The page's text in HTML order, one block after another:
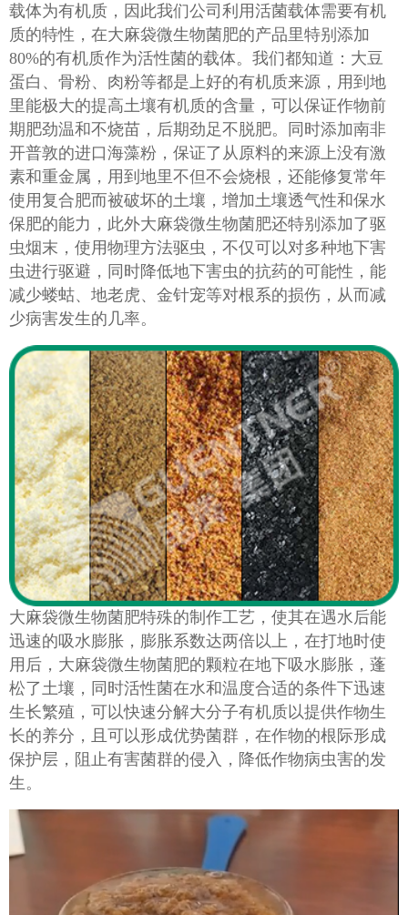
载体为有机质，因此我们公司利用活菌载体需要有机
质的特性，在大麻袋微生物菌肥的产品里特别添加
80%的有机质作为活性菌的载体。我们都知道：大豆
蛋白、骨粉、肉粉等都是上好的有机质来源，用到地
里能极大的提高土壤有机质的含量，可以保证作物前
期肥劲温和不烧苗，后期劲足不脱肥。同时添加南非
开普敦的进口海藻粉，保证了从原料的来源上没有激
素和重金属，用到地里不但不会烧根，还能修复常年
使用复合肥而被破坏的土壤，增加土壤透气性和保水
保肥的能力，此外大麻袋微生物菌肥还特别添加了驱
虫烟末，使用物理方法驱虫，不仅可以对多种地下害
虫进行驱避，同时降低地下害虫的抗药的可能性，能
减少蝼蛄、地老虎、金针宠等对根系的损伤，从而减
少病害发生的几率。
大麻袋微生物菌肥特殊的制作工艺，使其在遇水后能
迅速的吸水膨胀，膨胀系数达两倍以上，在打地时使
用后，大麻袋微生物菌肥的颗粒在地下吸水膨胀，蓬
松了土壤，同时活性菌在水和温度合适的条件下迅速
生长繁殖，可以快速分解大分子有机质以提供作物生
长的养分，且可以形成优势菌群，在作物的根际形成
保护层，阻止有害菌群的侵入，降低作物病虫害的发
生。